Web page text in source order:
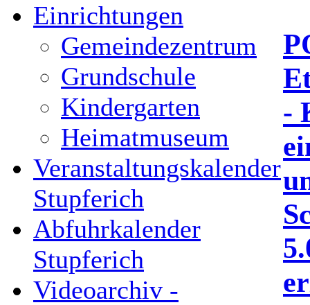
Einrichtungen
Gemeindezentrum
Grundschule
Kindergarten
Heimatmuseum
Veranstaltungskalender
Stupferich
Abfuhrkalender
Stupferich
Videoarchiv -
-